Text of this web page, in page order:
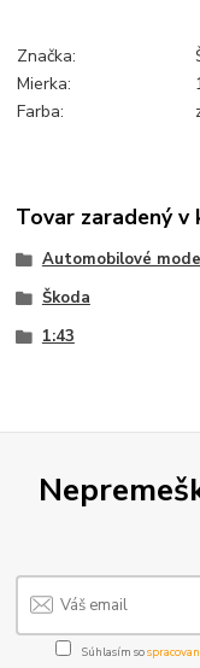
Značka:
Mierka:
Farba:
Tovar zaradený v
Automobilové
Škoda
1:43
Súhlasím so